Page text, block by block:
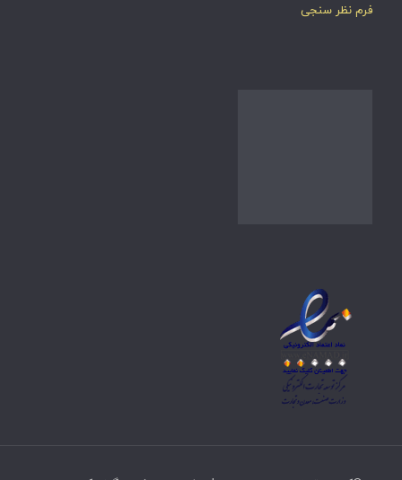
فرم نظر سنجی